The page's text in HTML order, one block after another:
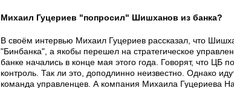
Михаил Гуцериев "попросил" Шишханов из банка?
В своём интервью Михаил Гуцериев рассказал, что
"Бинбанка", а якобы перешел на стратегическое
банке начались в конце мая этого года. Говорят, что ЦБ
контроль. Так ли это, доподлинно неизвестно. Однако
команда управленцев. А компания Михаила Гуцериева